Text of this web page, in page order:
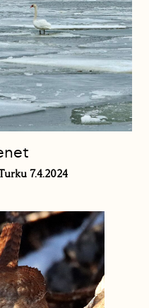
7.4.2024